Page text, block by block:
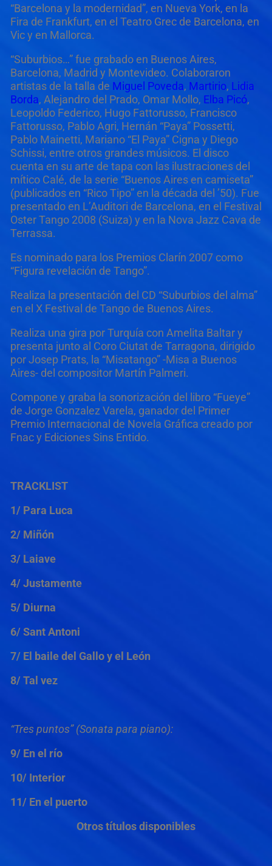
“Barcelona y la modernidad”, en Nueva York, en la
Fira de Frankfurt, en el Teatro Grec de Barcelona, en
Vic y en Mallorca.
“Suburbios…” fue grabado en Buenos Aires,
Barcelona, Madrid y Montevideo. Colaboraron
artistas de la talla de Miguel Poveda, Martirio, Lidia
Borda, Alejandro del Prado, Omar Mollo, Elba Picó,
Leopoldo Federico, Hugo Fattorusso, Francisco
Fattorusso, Pablo Agri, Hernán “Paya” Possetti,
Pablo Mainetti, Mariano “El Paya” Cigna y Diego
Schissi, entre otros grandes músicos. El disco
cuenta en su arte de tapa con las ilustraciones del
mítico Calé, de la serie “Buenos Aires en camiseta”
(publicados en “Rico Tipo” en la década del ’50). Fue
presentado en L’Auditori de Barcelona, en el Festival
Oster Tango 2008 (Suiza) y en la Nova Jazz Cava de
Terrassa.
Es nominado para los Premios Clarín 2007 como
“Figura revelación de Tango”.
Realiza la presentación del CD “Suburbios del alma”
en el X Festival de Tango de Buenos Aires.
Realiza una gira por Turquía con Amelita Baltar y
presenta junto al Coro Ciutat de Tarragona, dirigido
por Josep Prats, la “Misatango” -Misa a Buenos
Aires- del compositor Martín Palmeri.
Compone y graba la sonorización del libro “Fueye”
de Jorge Gonzalez Varela, ganador del Primer
Premio Internacional de Novela Gráfica creado por
Fnac y Ediciones Sins Entido.
TRACKLIST
1/ Para Luca
2/ Miñón
3/ Laiave
4/ Justamente
5/ Diurna
6/ Sant Antoni
7/ El baile del Gallo y el León
8/ Tal vez
“Tres puntos” (Sonata para piano):
9/ En el río
10/ Interior
11/ En el puerto
Otros títulos disponibles